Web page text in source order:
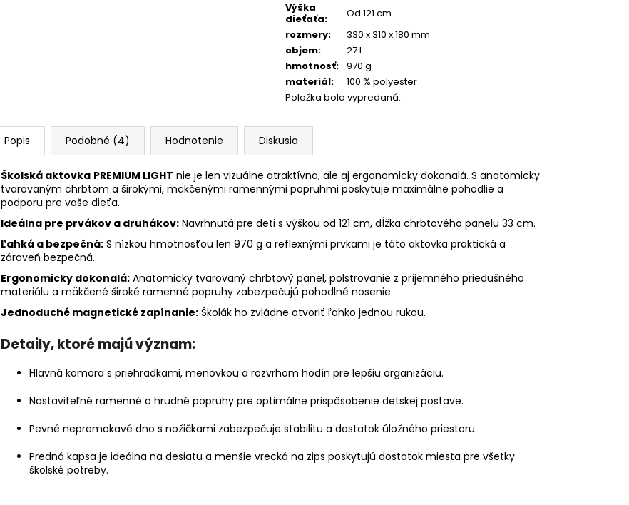
Výška
dieťaťa:
Od 121 cm
rozmery:
330 x 310 x 180 mm
objem:
27 l
hmotnosť: 970 g
materiál:
100 % polyester
Položka bola vypredaná…
Popis Podobné (4) Hodnotenie Diskusia
Školská aktovka PREMIUM LIGHT nie je len vizuálne atraktívna, ale aj ergonomicky dokonalá. S anatomicky
tvarovaným chrbtom a širokými, mäkčenými ramennými popruhmi poskytuje maximálne pohodlie a
podporu pre vaše dieťa.
Ideálna pre prvákov a druhákov: Navrhnutá pre deti s výškou od 121 cm, dĺžka chrbtového panelu 33 cm.
Ľahká a bezpečná: S nízkou hmotnosťou len 970 g a reflexnými prvkami je táto aktovka praktická a
zároveň bezpečná.
Ergonomicky dokonalá: Anatomicky tvarovaný chrbtový panel, polstrovanie z príjemného priedušného
materiálu a mäkčené široké ramenné popruhy zabezpečujú pohodlné nosenie.
Jednoduché magnetické zapínanie: Školák ho zvládne otvoriť ľahko jednou rukou.
Detaily, ktoré majú význam:
Hlavná komora s priehradkami, menovkou a rozvrhom hodín pre lepšiu organizáciu.
Nastaviteľné ramenné a hrudné popruhy pre optimálne prispôsobenie detskej postave.
Pevné nepremokavé dno s nožičkami zabezpečuje stabilitu a dostatok úložného priestoru.
Predná kapsa je ideálna na desiatu a menšie vrecká na zips poskytujú dostatok miesta pre všetky
školské potreby.